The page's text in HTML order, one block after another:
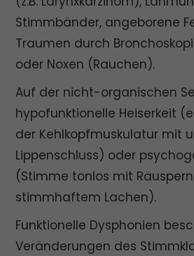
Stimmbänder, angeborene
Traumen durch
oder Noxen (Rauchen).
Auf der nicht-organischen
hypofunktionelle Heiserkeit
der Kehlkopfmuskulatur mit
Lippenschluss) oder
(Stimme tonlos mit
stimmhaftem Lachen).
Funktionelle Dysphonien
Veränderungen des